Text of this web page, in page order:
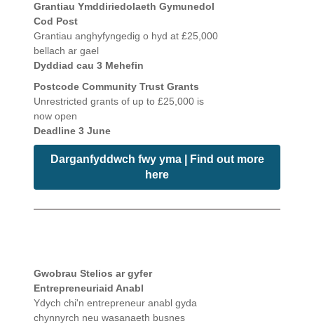
Grantiau Ymddiriedolaeth Gymunedol
Cod Post
Grantiau anghyfyngedig o hyd at £25,000
bellach ar gael
Dyddiad cau 3 Mehefin
Postcode Community Trust Grants
Unrestricted grants of up to £25,000 is
now open
Deadline 3 June
Darganfyddwch fwy yma | Find out more
here
Gwobrau Stelios ar gyfer
Entrepreneuriaid Anabl
Ydych chi'n entrepreneur anabl gyda
chynnyrch neu wasanaeth busnes